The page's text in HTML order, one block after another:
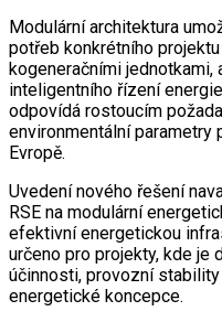
Modulární architektura
potřeb konkrétního
kogeneračními
inteligentního řízení
odpovídá rostoucím
environmentální
Evropě.
Uvedení nového řešení
RSE na modulární
efektivní energetickou
určeno pro projekty, kde je
účinnosti, provozní
energetické koncepce.